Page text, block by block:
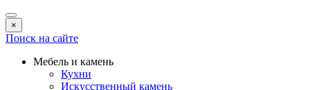
×
Поиск на сайте
Мебель и камень
Кухни
Искусственный камень